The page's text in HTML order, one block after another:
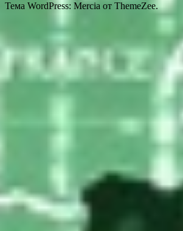
Тема WordPress: Mercia от ThemeZee.